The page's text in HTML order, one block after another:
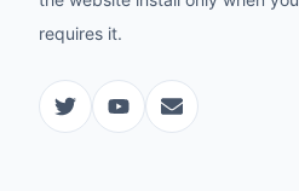
requires it.